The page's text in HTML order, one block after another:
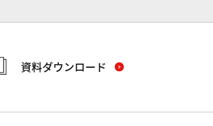
資料ダウンロード